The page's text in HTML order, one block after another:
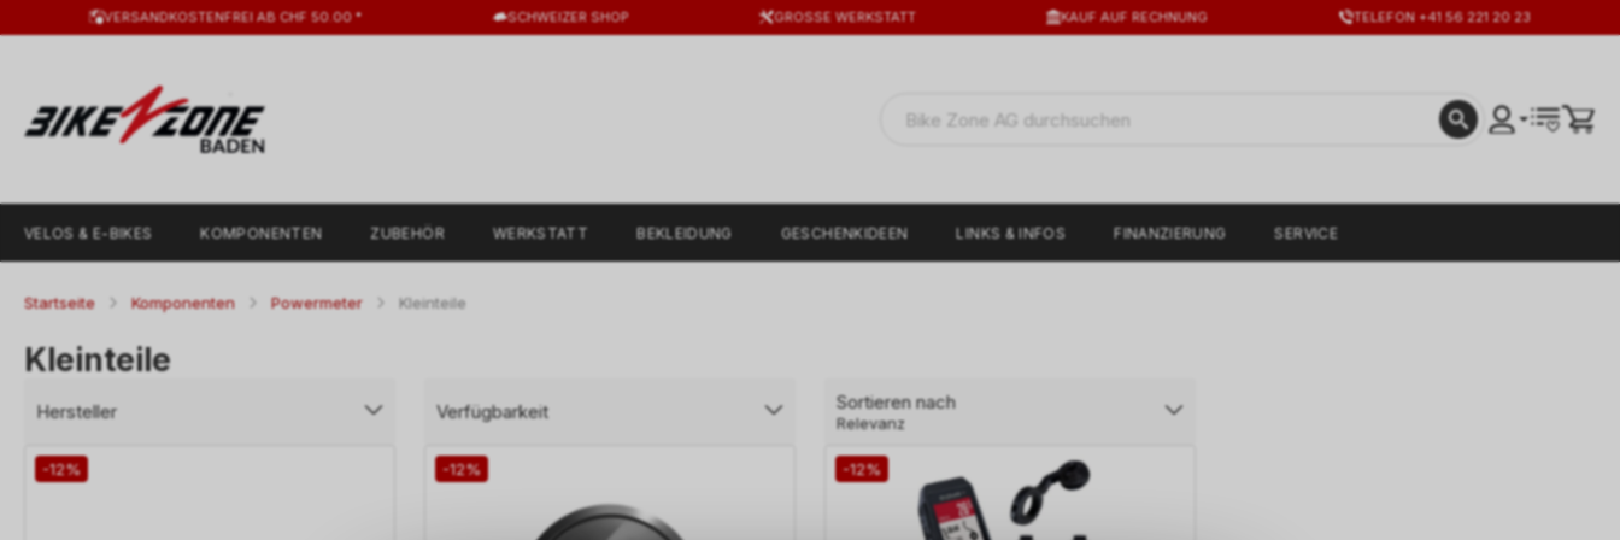
VERSANDKOSTENFREI AB CHF 50.00 * SCHWEIZER SHOP GROSSE WERKSTATT KAUF AUF RECHNUNG TELEFON +41 56 221 20 23
VELOS & E-BIKES KOMPONENTEN ZUBEHÖR WERKSTATT BEKLEIDUNG GESCHENKIDEEN LINKS & INFOS FINANZIERUNG SERVICE
Startseite Komponenten Powermeter Kleinteile
Kleinteile
Hersteller Verfügbarkeit Sortieren nach
Relevanz
-12% -12% -12%